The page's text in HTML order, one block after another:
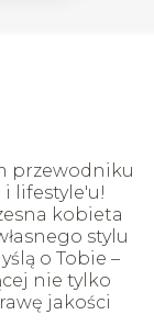
przewodniku
i lifestyle'u!
kobieta
stylu
o Tobie –
nie tylko
jakości